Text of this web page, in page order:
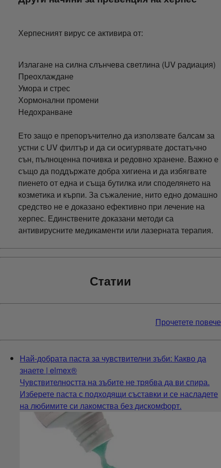
Херпесният вирус се активира от:
Излагане на силна слънчева светлина (UV радиация)
Преохлаждане
Умора и стрес
Хормонални промени
Недохранване
Ето защо е препоръчително да използвате балсам за
устни с UV филтър и да си осигурявате достатъчно
сън, пълноценна почивка и редовно хранене. Важно е
също да поддържате добра хигиена и да избягвате
пиенето от една и съща бутилка или споделянето на
козметика и кърпи. За съжаление, нито едно домашно
средство не е доказано ефективно при лечение на
херпес. Единствените доказани методи са
антивирусните медикаменти или лазерната терапия.
Статии
Прочетете повече
Най-добрата паста за чувствителни зъби: Какво да
знаете | elmex®
Чувствителността на зъбите не трябва да ви спира.
Изберете паста с подходящи съставки и се насладете
на любимите си лакомства без дискомфорт.